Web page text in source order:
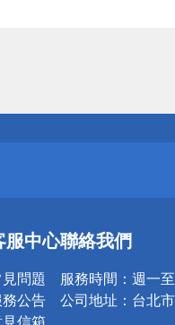
小心！
小心！
服中心
問題
公告
聯絡我們
服務時間： 週一
公司地址： 台北